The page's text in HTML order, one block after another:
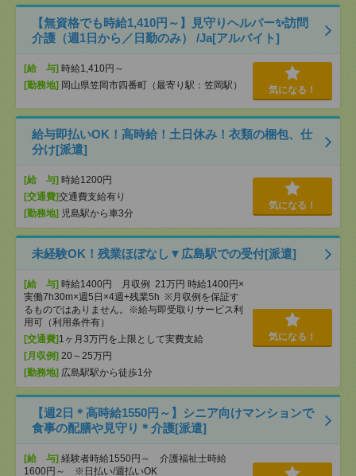
【無資格でも時給1,410円～】見守りヘルパー✨訪問
介護（週1日から／日勤のみ） /Ja[アルバイト]
[給 与] 時給1,410円～
[勤務地] 岡山県笠岡市四番町（最寄り駅：笠岡駅） 気になる！
給与即払いOK！高時給！土日休み！衣類の梱包、仕
分け[派遣]
[給 与] 時給1200円
[交通費]交通費支給有り
[勤務地] 児島駅から車3分
気になる！
未経験OK！残業ほぼなし▼広島駅での受付[派遣]
[給 与] 時給1400円 月収例 21万円 時給1400円×
実働7h30m×週5日×4週+残業5h ※月収例を保証す
るものではありません。※給与即受取りサービス利
用可（利用条件有）
[交通費] 1ヶ月3万円を上限として実費支給
[月収例] 20～25万円
[勤務地] 広島駅駅から徒歩1分
気になる！
【週2日＊高時給1550円～】シニア向けマンションで
食事の配膳や見守り＊介護[派遣]
[給 与] 経験者時給1550円～ 介護福祉士時給
1600円～ ※日払い/週払いOK